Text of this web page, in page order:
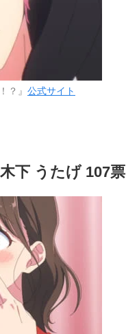
？』 公式サイト
下 うたげ 107票